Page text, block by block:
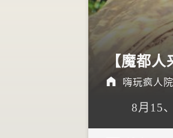
【魔都
嗨玩疯人院
8月15